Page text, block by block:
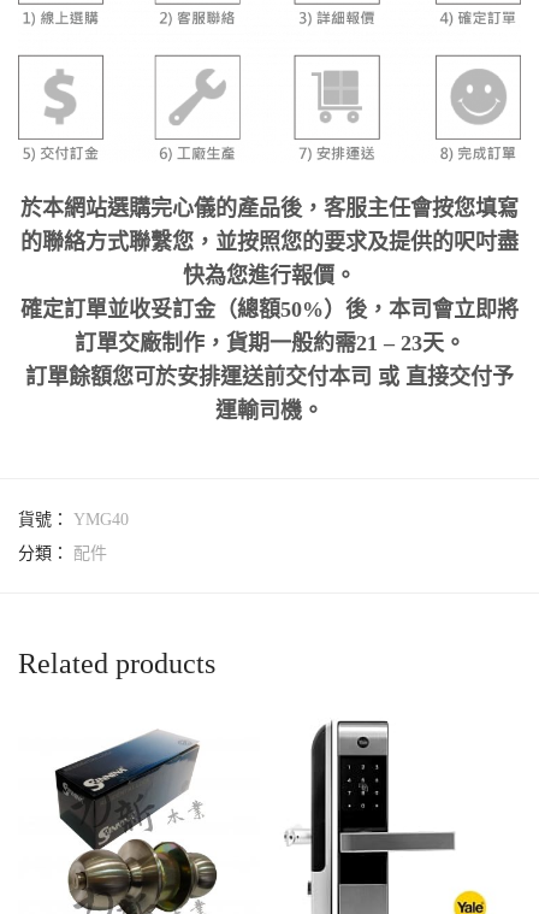
於本網站選購完心儀的產品後，客服主任會按您填寫
的聯絡方式聯繫您，並按照您的要求及提供的呎吋盡
快為您進行報價。
確定訂單並收妥訂金（總額50%）後，本司會立即將
訂單交廠制作，貨期一般約需21 – 23天。
訂單餘額您可於安排運送前交付本司 或 直接交付予
運輸司機。
貨號： YMG40
分類： 配件
Related products